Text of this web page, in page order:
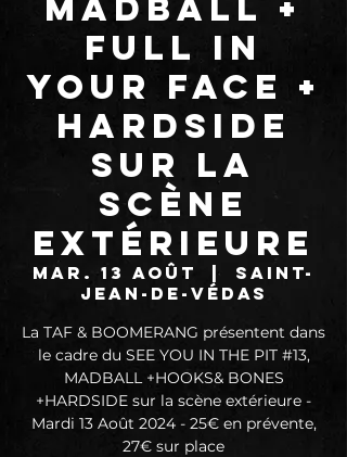
MADBALL +
FULL IN
YOUR FACE +
HARDSIDE
sur la
scène
extérieure
mar. 13 août
  |
Saint-
Jean-de-Védas
La TAF & BOOMERANG présentent dans
le cadre du SEE YOU IN THE PIT #13,
MADBALL +HOOKS& BONES
+HARDSIDE sur la scène extérieure -
Mardi 13 Août 2024 - 25€ en prévente,
27€ sur place